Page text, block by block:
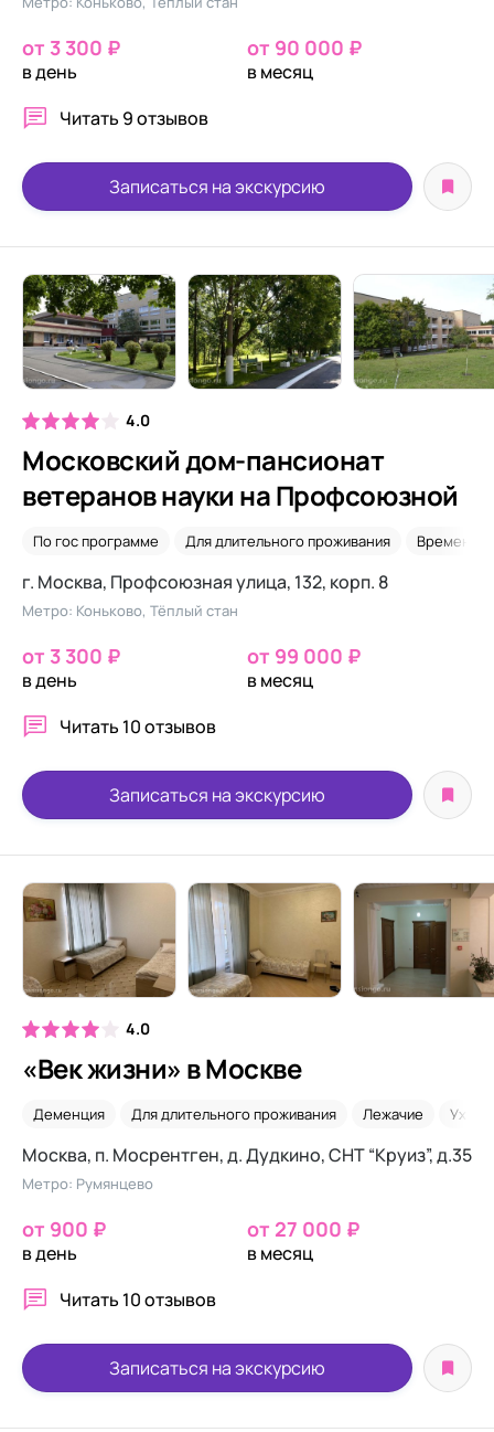
от 3 300 ₽
в день
от 90 000 ₽
в месяц
Читать 9 отзывов
Записаться на экскурсию
4.0
Московский дом-пансионат
ветеранов науки на Профсоюзной
По гос программе Для длительного проживания
г. Москва, Профсоюзная улица, 132, корп. 8
Метро: Коньково, Тёплый стан
от 3 300 ₽
в день
от 99 000 ₽
в месяц
Читать 10 отзывов
Записаться на экскурсию
4.0
«Век жизни» в Москве
Деменция Для длительного проживания Лежачие Уход
Москва, п. Мосрентген, д. Дудкино, СНТ “Круиз”, д.35
Метро: Румянцево
от 900 ₽
в день
от 27 000 ₽
в месяц
Читать 10 отзывов
Записаться на экскурсию